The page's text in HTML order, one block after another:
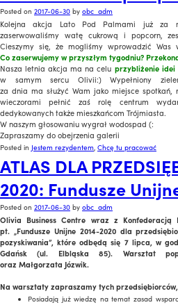
Posted on 2017-06-30 by obc_adm
Kolejna akcja Lato Pod Palmami już za
zaserwowaliśmy watę cukrową i popcorn,
Cieszymy się, że mogliśmy wprowadzić Was
Co zaserwujemy w przyszłym tygodniu?
Nasza letnia akcja ma na celu przybliżenie idei
w samym sercu Olivii:) Wypełniony
za dnia ma służyć Wam jako miejsce spotkań,
wieczorami pełnić zaś rolę centrum
dedykowanych także mieszkańcom Trójmiasta.
W naszym głosowaniu wygrał wodospad (:
Zapraszamy do obejrzenia galerii
Posted in Jestem rezydentem, Chcę tu pracować
ATLAS DLA
2020: Fundusze
Posted on 2017-06-30 by obc_adm
Olivia Business Centre wraz z
pt. „Fundusze Unijne 2014-2020 dla
pozyskiwania”, które odbędą się 7 lipca, w
Gdańsk (ul. Elbląska 85). Warsztat
oraz Małgorzata Józwik.
Na warsztaty zapraszamy tych
Posiadają już wiedzę na temat zasad